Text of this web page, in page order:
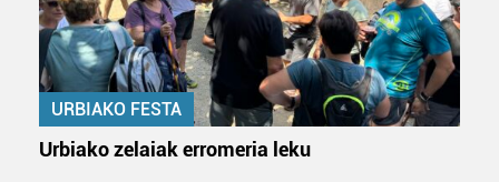
URBIAKO FESTA
Urbiako zelaiak erromeria leku